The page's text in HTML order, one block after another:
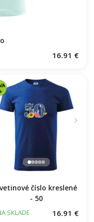
16.91 €
číslo kreslené
- 50
SKLADE 16.91 €